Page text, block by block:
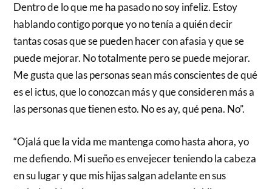
Dentro de lo que me ha pasado no soy infeliz. Estoy
hablando contigo porque yo no tenía a quién decir
tantas cosas que se pueden hacer con afasia y que se
puede mejorar. No totalmente pero se puede mejorar.
Me gusta que las personas sean más conscientes de qué
es el ictus, que lo conozcan más y que consideren más a
las personas que tienen esto. No es ay, qué pena. No”.
“Ojalá que la vida me mantenga como hasta ahora, yo
me defiendo. Mi sueño es envejecer teniendo la cabeza
en su lugar y que mis hijas salgan adelante en sus